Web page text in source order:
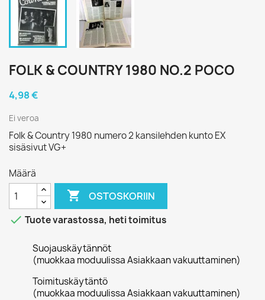
FOLK & COUNTRY 1980 NO.2 POCO
4,98 €
Ei veroa
Folk & Country 1980 numero 2 kansilehden kunto EX
sisäsivut VG+
Määrä
 OSTOSKORIIN
 Tuote varastossa, heti toimitus
Suojauskäytännöt
(muokkaa moduulissa Asiakkaan vakuuttaminen)
Toimituskäytäntö
(muokkaa moduulissa Asiakkaan vakuuttaminen)